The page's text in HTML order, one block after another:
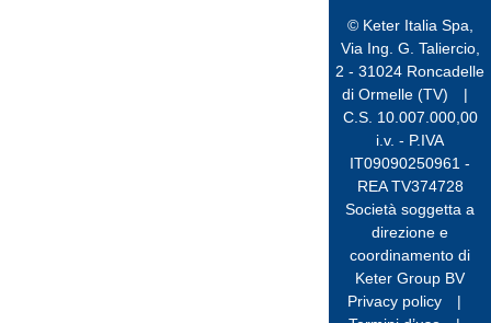
© Keter Italia Spa,
Via Ing. G. Taliercio,
2 - 31024 Roncadelle
di Ormelle (TV)
|
C.S. 10.007.000,00
i.v. - P.IVA
IT09090250961 -
REA TV374728
Società soggetta a
direzione e
coordinamento di
Keter Group BV
Privacy policy
|